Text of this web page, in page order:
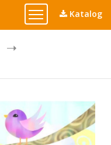
Katalog